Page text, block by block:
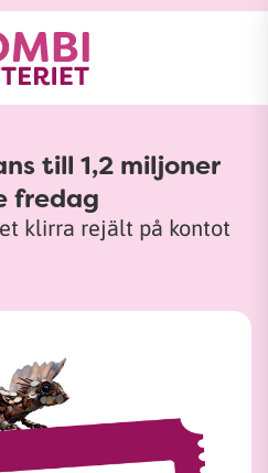
till 1,2 miljoner
fredag
klirra rejält på kontot